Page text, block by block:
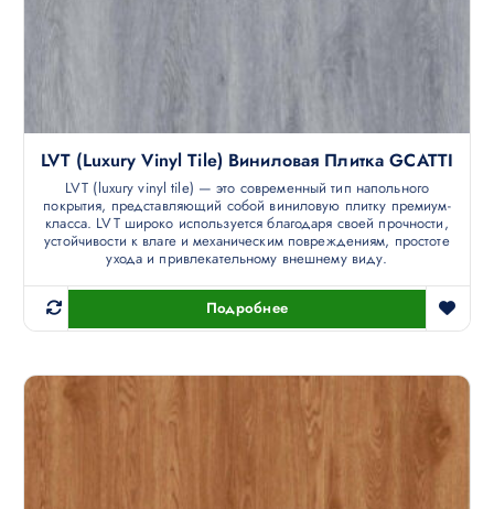
LVT (luxury Vinyl Tile) Виниловая Плитка GCATTI
LVT (luxury vinyl tile) — это современный тип напольного
покрытия, представляющий собой виниловую плитку премиум-
класса. LVT широко используется благодаря своей прочности,
устойчивости к влаге и механическим повреждениям, простоте
ухода и привлекательному внешнему виду.
Подробнее